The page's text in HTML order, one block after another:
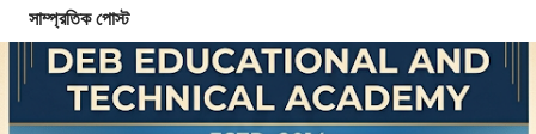
সাম্প্রতিক পোস্ট